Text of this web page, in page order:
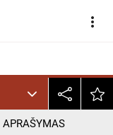
more_vert
APRAŠYMAS